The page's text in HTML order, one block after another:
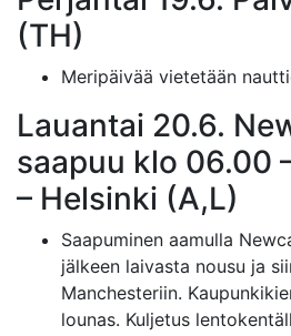
(TH)
Meripäivää vietetään
Lauantai 20.6.
saapuu klo 06.00
– Helsinki (A,L)
Saapuminen aamulla
jälkeen laivasta nousu ja
Manchesteriin.
lounas. Kuljetus